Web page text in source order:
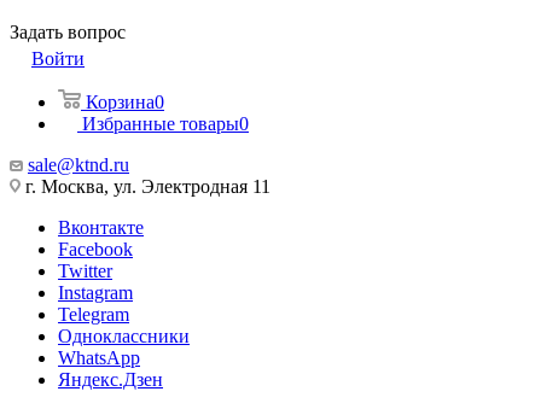
Задать вопрос
Войти
Корзина0
Избранные товары0
sale@ktnd.ru
г. Москва, ул. Электродная 11
Вконтакте
Facebook
Twitter
Instagram
Telegram
Одноклассники
WhatsApp
Яндекс.Дзен